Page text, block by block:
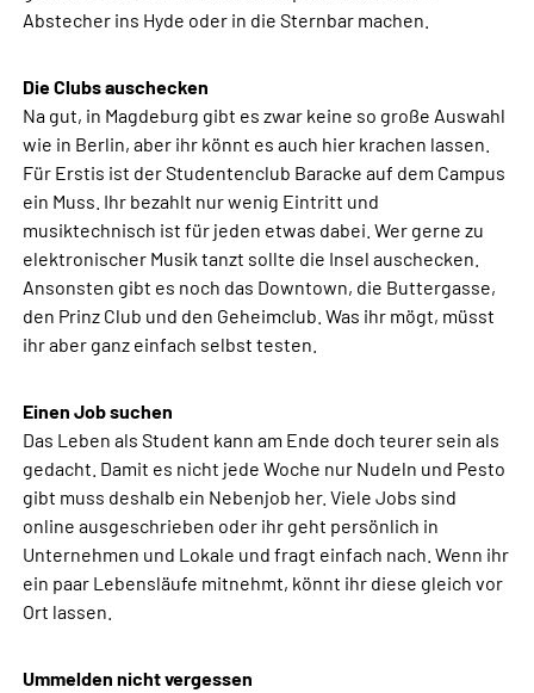
Abstecher ins Hyde oder in die Sternbar machen.
Die Clubs auschecken
Na gut, in Magdeburg gibt es zwar keine so große Auswahl
wie in Berlin, aber ihr könnt es auch hier krachen lassen.
Für Erstis ist der Studentenclub Baracke auf dem Campus
ein Muss. Ihr bezahlt nur wenig Eintritt und
musiktechnisch ist für jeden etwas dabei. Wer gerne zu
elektronischer Musik tanzt sollte die Insel auschecken.
Ansonsten gibt es noch das Downtown, die Buttergasse,
den Prinz Club und den Geheimclub. Was ihr mögt, müsst
ihr aber ganz einfach selbst testen.
Einen Job suchen
Das Leben als Student kann am Ende doch teurer sein als
gedacht. Damit es nicht jede Woche nur Nudeln und Pesto
gibt muss deshalb ein Nebenjob her. Viele Jobs sind
online ausgeschrieben oder ihr geht persönlich in
Unternehmen und Lokale und fragt einfach nach. Wenn ihr
ein paar Lebensläufe mitnehmt, könnt ihr diese gleich vor
Ort lassen.
Ummelden nicht vergessen